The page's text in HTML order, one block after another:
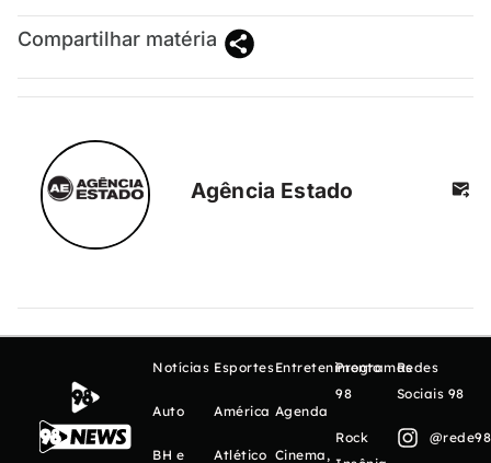
Compartilhar matéria
Agência Estado
Notícias
Auto
BH e
Esportes
América
Atlético
Entretenimento
Agenda
Cinema,
Programas
98
Rock
Redes
Sociais 98